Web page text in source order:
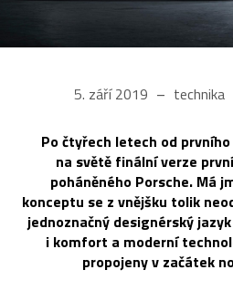
5. září 2019 technika
Po čtyřech letech od
na světě finální verze
poháněného Porsche. Má
konceptu se z vnějšku tolik
jednoznačný designérský
i komfort a moderní
propojeny v začátek